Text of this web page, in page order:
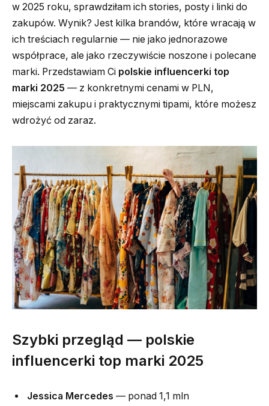
w 2025 roku, sprawdziłam ich stories, posty i linki do
zakupów. Wynik? Jest kilka brandów, które wracają w
ich treściach regularnie — nie jako jednorazowe
współprace, ale jako rzeczywiście noszone i polecane
marki. Przedstawiam Ci polskie influencerki top
marki 2025 — z konkretnymi cenami w PLN,
miejscami zakupu i praktycznymi tipami, które możesz
wdrożyć od zaraz.
Szybki przegląd — polskie
influencerki top marki 2025
Jessica Mercedes — ponad 1,1 mln